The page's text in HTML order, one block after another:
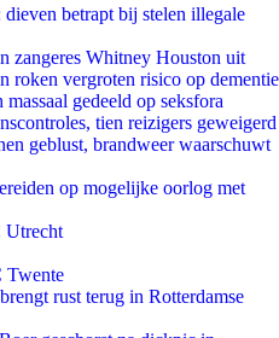
betrapt bij stelen illegale
zangeres Whitney Houston uit
roken vergroten risico op dementie
gedeeld op seksfora
tien reizigers geweigerd
geblust, brandweer waarschuwt
op mogelijke oorlog met
Utrecht
Twente
rust terug in Rotterdamse